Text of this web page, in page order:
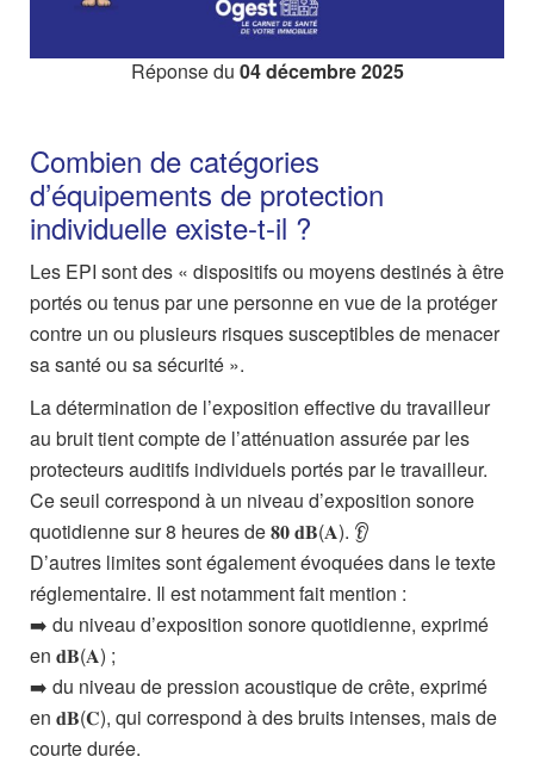
Réponse du 04 décembre 2025
Combien de catégories
d’équipements de protection
individuelle existe-t-il ?
Les EPI sont des « dispositifs ou moyens destinés à être
portés ou tenus par une personne en vue de la protéger
contre un ou plusieurs risques susceptibles de menacer
sa santé ou sa sécurité ».
La détermination de l’exposition effective du travailleur
au bruit tient compte de l’atténuation assurée par les
protecteurs auditifs individuels portés par le travailleur.
Ce seuil correspond à un niveau d’exposition sonore
quotidienne sur 8 heures de 𝟖𝟎 𝐝𝐁(𝐀). 👂
D’autres limites sont également évoquées dans le texte
réglementaire. Il est notamment fait mention :
➡️ du niveau d’exposition sonore quotidienne, exprimé
en 𝐝𝐁(𝐀) ;
➡️ du niveau de pression acoustique de crête, exprimé
en 𝐝𝐁(𝐂), qui correspond à des bruits intenses, mais de
courte durée.